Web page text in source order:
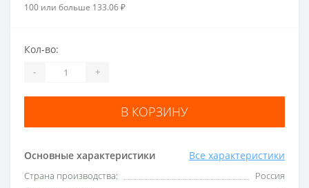
100 или больше 133.06 ₽
Основные характеристики Все характеристики
Страна производства:
Россия
Кол-во:
- +
В КОРЗИНУ